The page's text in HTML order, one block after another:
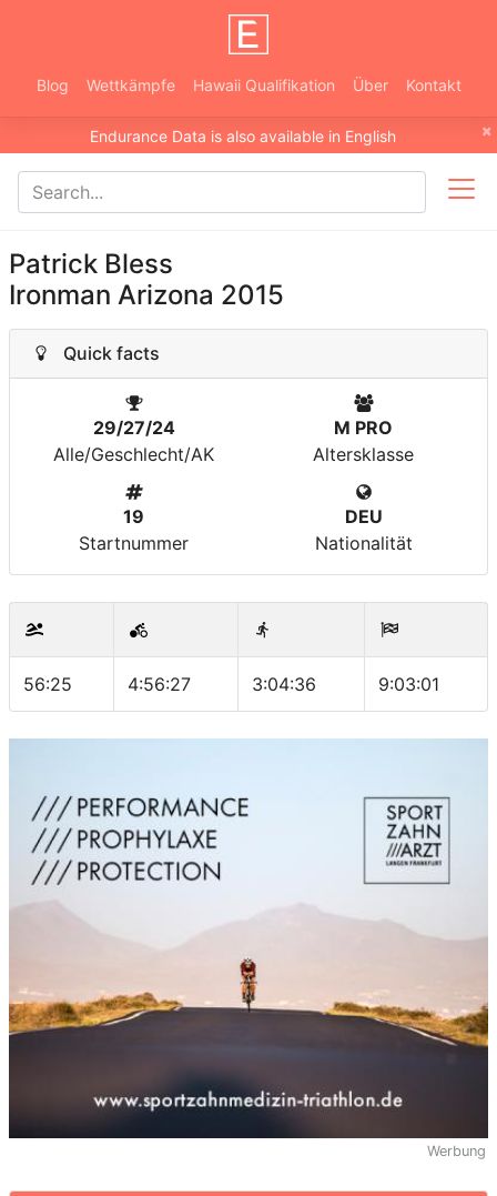
Blog Wettkämpfe Hawaii Qualifikation Über Kontakt
×
Endurance Data is also available in English
Patrick Bless
Ironman Arizona 2015
Quick facts
29/27/24
Alle/Geschlecht/AK
M PRO
Altersklasse
19
Startnummer
DEU
Nationalität
56:25 4:56:27 3:04:36 9:03:01
Werbung